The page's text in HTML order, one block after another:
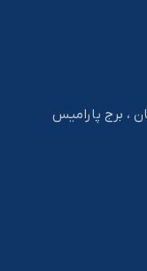
، برج پارامیس